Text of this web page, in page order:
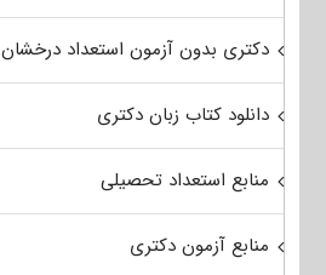
دکتری بدون آزمون استعداد درخشان
دانلود کتاب زبان دکتری
منابع استعداد تحصیلی
منابع آزمون دکتری